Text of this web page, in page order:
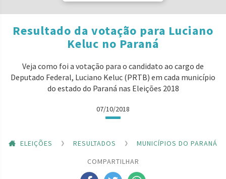
Resultado da votação para Luciano
Keluc no Paraná
Veja como foi a votação para o candidato ao cargo de
Deputado Federal, Luciano Keluc (PRTB) em cada município
do estado do Paraná nas Eleições 2018
07/10/2018
ELEIÇÕES RESULTADOS
MUNICÍPIOS DO PARANÁ
COMPARTILHAR